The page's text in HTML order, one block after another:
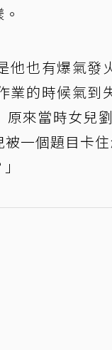
他也有爆氣
業的時候氣到
原來當時女
一個題目卡